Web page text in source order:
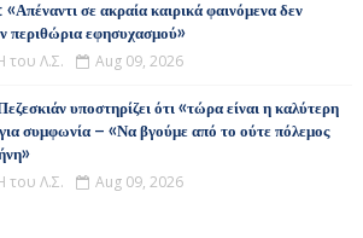
σε ακραία καιρικά φαινόμενα δεν
περιθώρια εφησυχασμού»
Λ.Σ. Aug 09, 2026
υποστηρίζει ότι «τώρα είναι η καλύτερη
συμφωνία – «Να βγούμε από το ούτε πόλεμος
Λ.Σ. Aug 09, 2026